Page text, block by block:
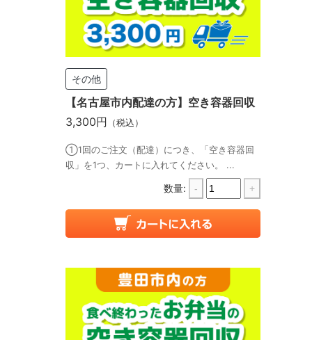
その他
【名古屋市内配達の方】空き容器回収
3,300円 （税込）
①1回のご注文（配達）につき、「空き容器回
収」を1つ、カートに入れてください。 ...
数量: - +